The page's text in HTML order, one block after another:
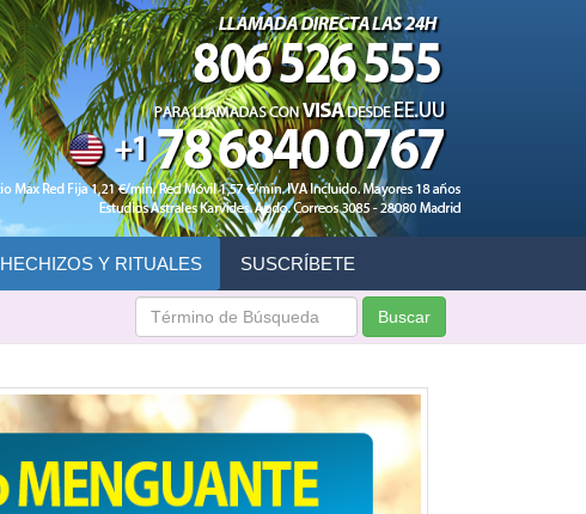
HECHIZOS Y RITUALES SUSCRÍBETE
Buscar